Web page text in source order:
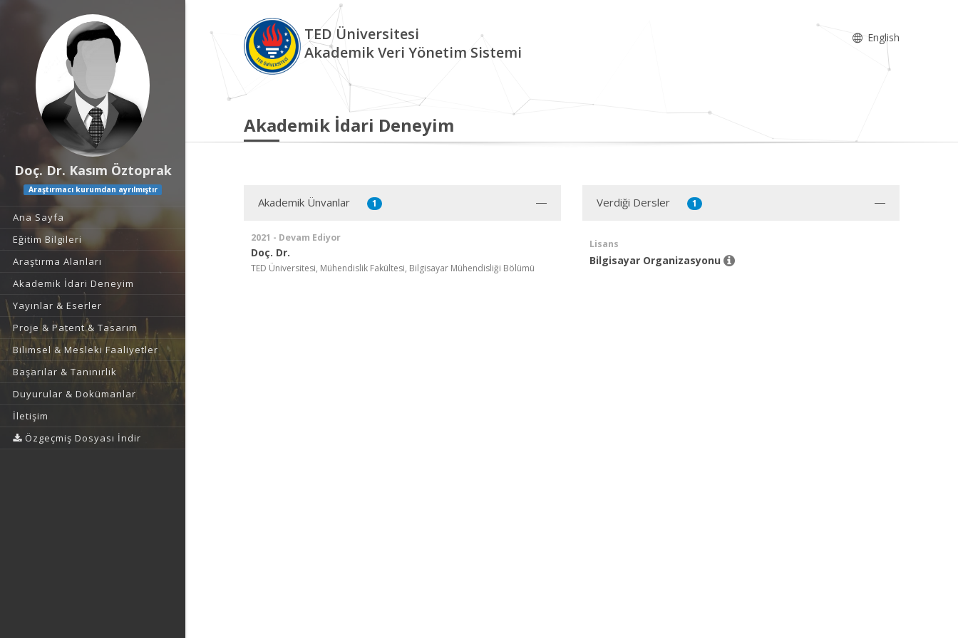
Doç. Dr. Kasım Öztoprak
Araştırmacı kurumdan ayrılmıştır
Ana Sayfa
Eğitim Bilgileri
Araştırma Alanları
Akademik İdari Deneyim
Yayınlar & Eserler
Proje & Patent & Tasarım
Bilimsel & Mesleki Faaliyetler
Başarılar & Tanınırlık
Duyurular & Dokümanlar
İletişim
Özgeçmiş Dosyası İndir
TED Üniversitesi
Akademik Veri Yönetim Sistemi
English
Akademik İdari Deneyim
Akademik Ünvanlar 1
2021 - Devam Ediyor
Doç. Dr.
TED Üniversitesi, Mühendislik Fakültesi, Bilgisayar Mühendisliği Bölümü
Verdiği Dersler 1
Lisans
Bilgisayar Organizasyonu